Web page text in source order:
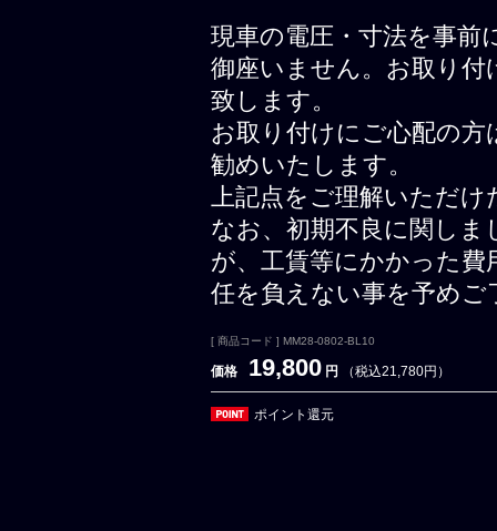
現車の電圧・寸法を事前
御座いません。お取り
致します。
お取り付けにご心配の
勧めいたします。
上記点をご理解いただ
なお、初期不良に関し
が、工賃等にかかった費
任を負えない事を予めご
[ 商品コード ] MM28-0802-BL10
価格 19,800 円 （税込21,780円）
ポイント還元